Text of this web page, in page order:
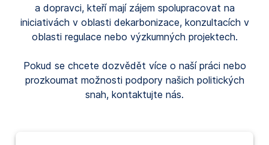
a dopravci, kteří mají zájem spolupracovat na
iniciativách v oblasti dekarbonizace, konzultacích v
oblasti regulace nebo výzkumných projektech.
Pokud se chcete dozvědět více o naší práci nebo
prozkoumat možnosti podpory našich politických
snah, kontaktujte nás.